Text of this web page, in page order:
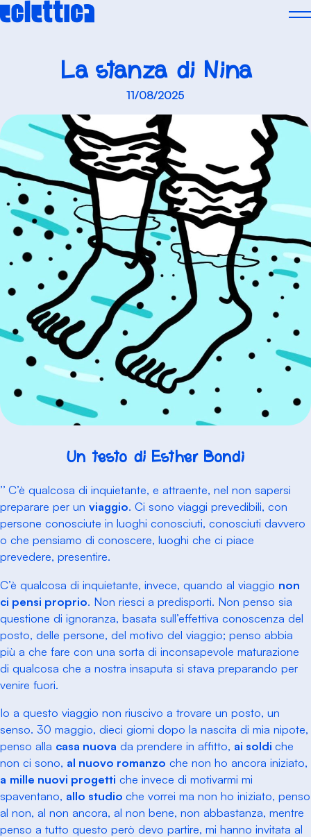
Skip
to
La stanza di Nina
11/08/2025
Un testo di Esther Bondì
” C’è qualcosa di inquietante, e attraente, nel non sapersi
preparare per un viaggio. Ci sono viaggi prevedibili, con
persone conosciute in luoghi conosciuti, conosciuti davvero
o che pensiamo di conoscere, luoghi che ci piace
prevedere, presentire.
C’è qualcosa di inquietante, invece, quando al viaggio non
ci pensi proprio. Non riesci a predisporti. Non penso sia
questione di ignoranza, basata sull’effettiva conoscenza del
posto, delle persone, del motivo del viaggio; penso abbia
più a che fare con una sorta di inconsapevole maturazione
di qualcosa che a nostra insaputa si stava preparando per
venire fuori.
Io a questo viaggio non riuscivo a trovare un posto, un
senso. 30 maggio, dieci giorni dopo la nascita di mia nipote,
penso alla casa nuova da prendere in affitto, ai soldi che
non ci sono, al nuovo romanzo che non ho ancora iniziato,
a mille nuovi progetti che invece di motivarmi mi
spaventano, allo studio che vorrei ma non ho iniziato, penso
al non, al non ancora, al non bene, non abbastanza, mentre
penso a tutto questo però devo partire, mi hanno invitata al